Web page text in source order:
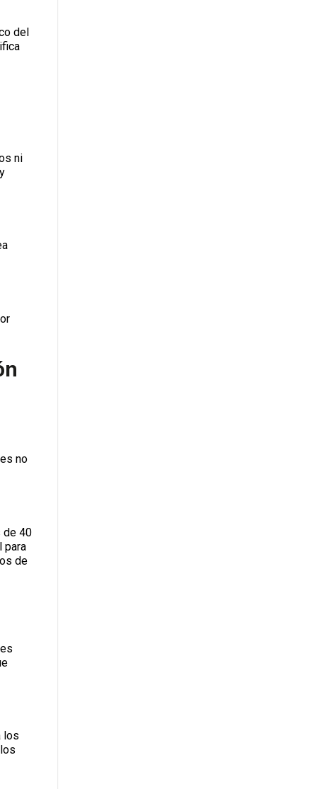
del
ni
no
de 40
para
de
los